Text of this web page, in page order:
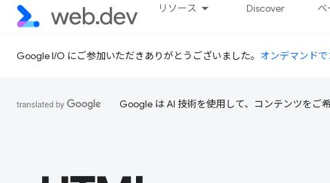
リソース Discover ベ
Google I/O にご参加いただきありがとうございました。 オンデマンド
Google は AI 技術を使用して、コンテンツをご